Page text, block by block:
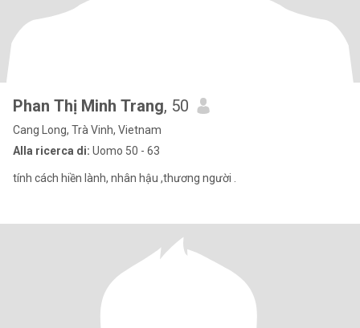
Phan Thị Minh Trang, 50
Cang Long, Trà Vinh, Vietnam
Alla ricerca di: Uomo 50 - 63
tính cách hiền lành, nhân hậu ,thương người .